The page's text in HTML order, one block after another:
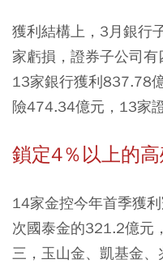
獲利結構上，3月銀行
家虧損，證券子公司
13家銀行獲利837.78
險474.34億元，13家
鎖定4％以上的
14家金控今年首季獲
次國泰金的321.2億元
三，玉山金、凱基金